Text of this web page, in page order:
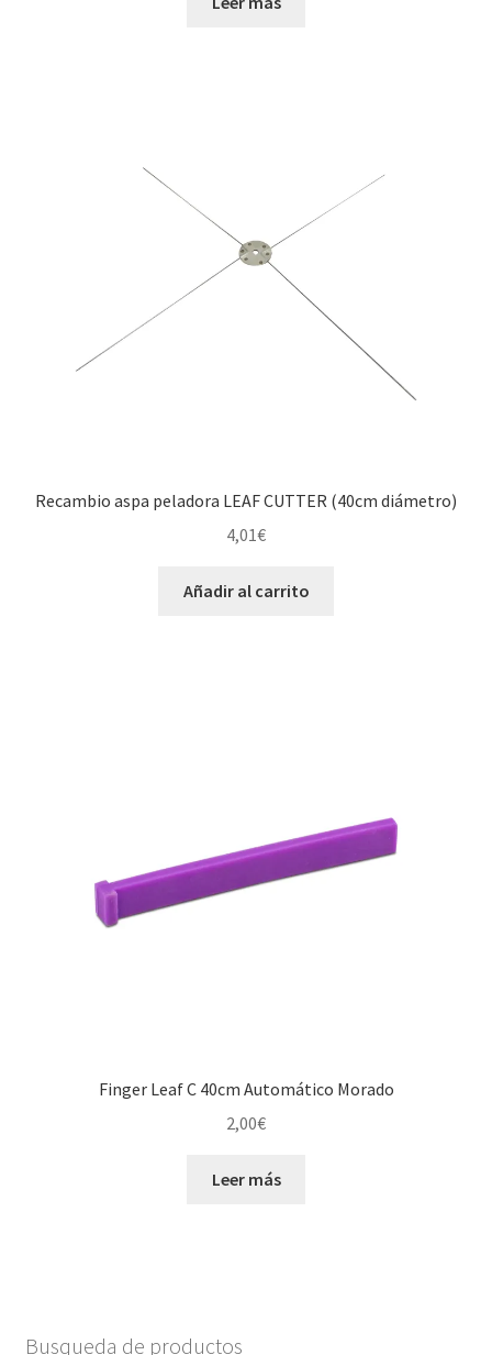
Recambio aspa peladora LEAF CUTTER (40cm diámetro)
4,01€
Añadir al carrito
Finger Leaf C 40cm Automático Morado
2,00€
Leer más
Busqueda de productos